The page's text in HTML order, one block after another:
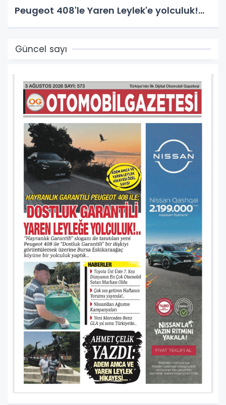
Peugeot 408'le Yaren Leylek'e yolculuk!...
Güncel sayı